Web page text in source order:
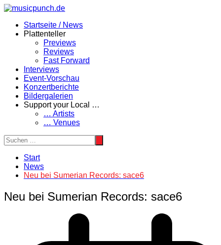
Zum
springenStartseite / News
Plattenteller
Previews
Reviews
Fast Forward
Interviews
Event-Vorschau
Konzertberichte
Bildergalerien
Support your Local …
… Artists
… Venues
Start
News
Neu bei Sumerian Records: sace6
Neu bei Sumerian Records: sace6